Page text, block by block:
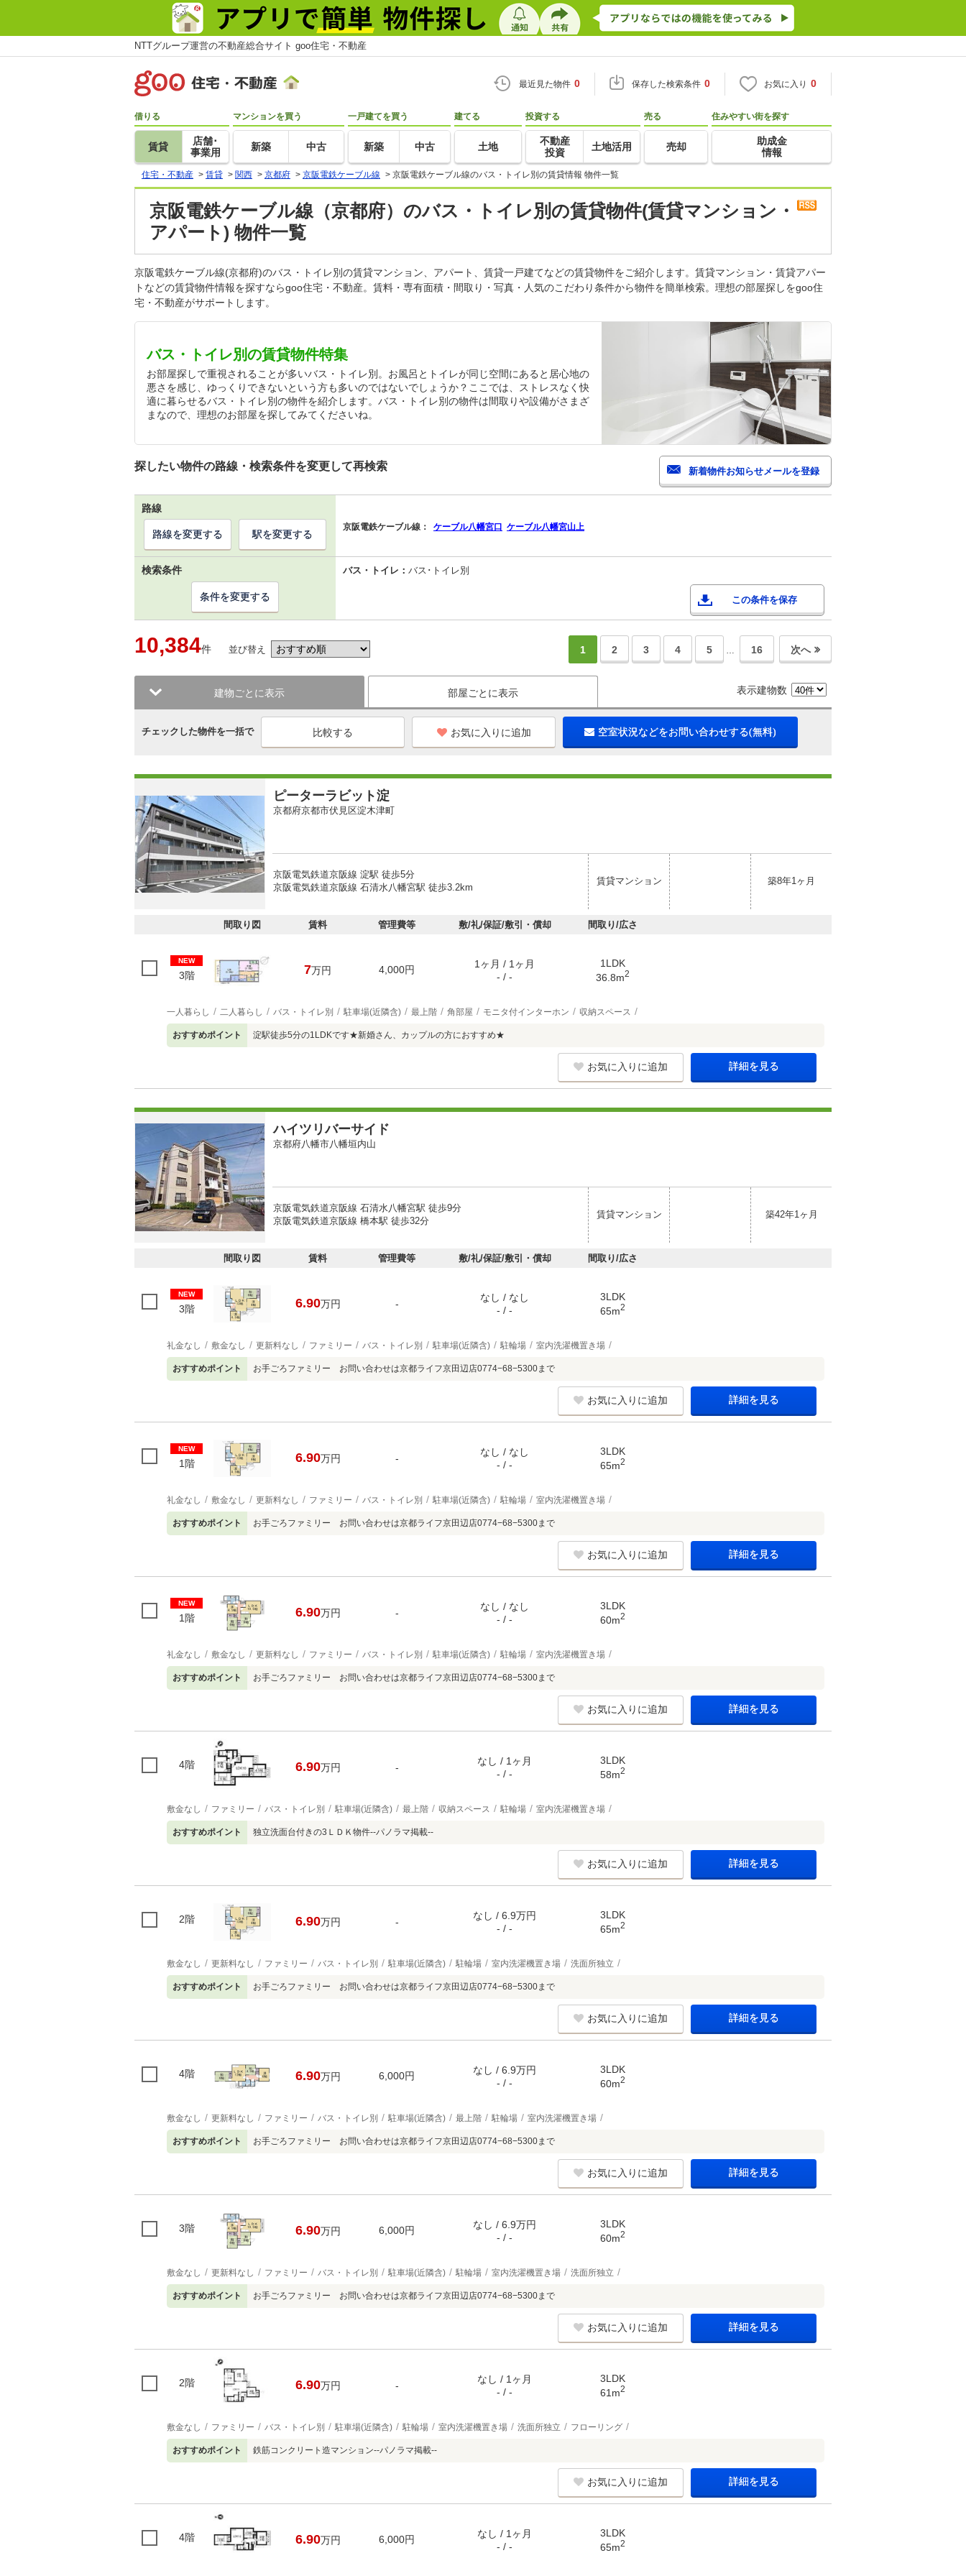
NTTグループ運営の不動産総合サイト goo住宅・不動産
最近見た物件 0 保存した検索条件 0 お気に入り 0
借りる
賃貸
店舗･
事業用
マンションを買う
新築 中古
一戸建てを買う
新築 中古
建てる
土地
投資する
不動産
投資
土地活用
売る
売却
住みやすい街を探す
助成金
情報
住宅・不動産 > 賃貸 > 関西 > 京都府 > 京阪電鉄ケーブル線 > 京阪電鉄ケーブル線のバス・トイレ別の賃貸情報 物件一覧
京阪電鉄ケーブル線（京都府）のバス・トイレ別の賃貸物件(賃貸マンション・
アパート) 物件一覧
京阪電鉄ケーブル線(京都府)のバス・トイレ別の賃貸マンション、アパート、賃貸一戸建てなどの賃貸物件をご紹介します。賃貸マンション・賃貸アパー
トなどの賃貸物件情報を探すならgoo住宅・不動産。賃料・専有面積・間取り・写真・人気のこだわり条件から物件を簡単検索。理想の部屋探しをgoo住
宅・不動産がサポートします。
バス・トイレ別の賃貸物件特集
お部屋探しで重視されることが多いバス・トイレ別。お風呂とトイレが同じ空間にあると居心地の
悪さを感じ、ゆっくりできないという方も多いのではないでしょうか？ここでは、ストレスなく快
適に暮らせるバス・トイレ別の物件を紹介します。バス・トイレ別の物件は間取りや設備がさまざ
まなので、理想のお部屋を探してみてくださいね。
探したい物件の路線・検索条件を変更して再検索
路線
京阪電鉄ケーブル線： ケーブル八幡宮口 ケーブル八幡宮山上
路線を変更する 駅を変更する
検索条件 バス・トイレ： バス･トイレ別
この条件を保存
条件を変更する
10,384件 並び替え 1 2 3 4 5 … 16 次へ
建物ごとに表示 部屋ごとに表示 表示建物数
チェックした物件を一括で お気に入りに追加 空室状況などをお問い合わせする(無料)
ピーターラビット淀
京都府京都市伏見区淀木津町
京阪電気鉄道京阪線 淀駅 徒歩5分
京阪電気鉄道京阪線 石清水八幡宮駅 徒歩3.2km
賃貸マンション 築8年1ヶ月
間取り図 賃料 管理費等 敷/礼/保証/敷引・償却 間取り/広さ
NEW
3階 7万円 4,000円
1ヶ月 / 1ヶ月
- / -
1LDK
36.8m2
一人暮らし 二人暮らし バス・トイレ別 駐車場(近隣含) 最上階 角部屋 モニタ付インターホン 収納スペース
おすすめポイント 淀駅徒歩5分の1LDKです★新婚さん、カップルの方におすすめ★
お気に入りに追加 詳細を見る
ハイツリバーサイド
京都府八幡市八幡垣内山
京阪電気鉄道京阪線 石清水八幡宮駅 徒歩9分
京阪電気鉄道京阪線 橋本駅 徒歩32分
賃貸マンション 築42年1ヶ月
間取り図 賃料 管理費等 敷/礼/保証/敷引・償却 間取り/広さ
NEW
3階 6.90万円 -
なし / なし
- / -
3LDK
65m2
礼金なし 敷金なし 更新料なし ファミリー バス・トイレ別 駐車場(近隣含) 駐輪場 室内洗濯機置き場
おすすめポイント お手ごろファミリー お問い合わせは京都ライフ京田辺店0774−68−5300まで
お気に入りに追加 詳細を見る
NEW
1階 6.90万円 -
なし / なし
- / -
3LDK
65m2
礼金なし 敷金なし 更新料なし ファミリー バス・トイレ別 駐車場(近隣含) 駐輪場 室内洗濯機置き場
おすすめポイント お手ごろファミリー お問い合わせは京都ライフ京田辺店0774−68−5300まで
お気に入りに追加 詳細を見る
NEW
1階 6.90万円 -
なし / なし
- / -
3LDK
60m2
礼金なし 敷金なし 更新料なし ファミリー バス・トイレ別 駐車場(近隣含) 駐輪場 室内洗濯機置き場
おすすめポイント お手ごろファミリー お問い合わせは京都ライフ京田辺店0774−68−5300まで
お気に入りに追加 詳細を見る
4階 6.90万円 -
なし / 1ヶ月
- / -
3LDK
58m2
敷金なし ファミリー バス・トイレ別 駐車場(近隣含) 最上階 収納スペース 駐輪場 室内洗濯機置き場
おすすめポイント 独立洗面台付きの3ＬＤＫ物件--パノラマ掲載--
お気に入りに追加 詳細を見る
2階 6.90万円 -
なし / 6.9万円
- / -
3LDK
65m2
敷金なし 更新料なし ファミリー バス・トイレ別 駐車場(近隣含) 駐輪場 室内洗濯機置き場 洗面所独立
おすすめポイント お手ごろファミリー お問い合わせは京都ライフ京田辺店0774−68−5300まで
お気に入りに追加 詳細を見る
4階 6.90万円 6,000円
なし / 6.9万円
- / -
3LDK
60m2
敷金なし 更新料なし ファミリー バス・トイレ別 駐車場(近隣含) 最上階 駐輪場 室内洗濯機置き場
おすすめポイント お手ごろファミリー お問い合わせは京都ライフ京田辺店0774−68−5300まで
お気に入りに追加 詳細を見る
3階 6.90万円 6,000円
なし / 6.9万円
- / -
3LDK
60m2
敷金なし 更新料なし ファミリー バス・トイレ別 駐車場(近隣含) 駐輪場 室内洗濯機置き場 洗面所独立
おすすめポイント お手ごろファミリー お問い合わせは京都ライフ京田辺店0774−68−5300まで
お気に入りに追加 詳細を見る
2階 6.90万円 -
なし / 1ヶ月
- / -
3LDK
61m2
敷金なし ファミリー バス・トイレ別 駐車場(近隣含) 駐輪場 室内洗濯機置き場 洗面所独立 フローリング
おすすめポイント 鉄筋コンクリート造マンション--パノラマ掲載--
お気に入りに追加 詳細を見る
4階 6.90万円 6,000円
なし / 1ヶ月
- / -
3LDK
65m2